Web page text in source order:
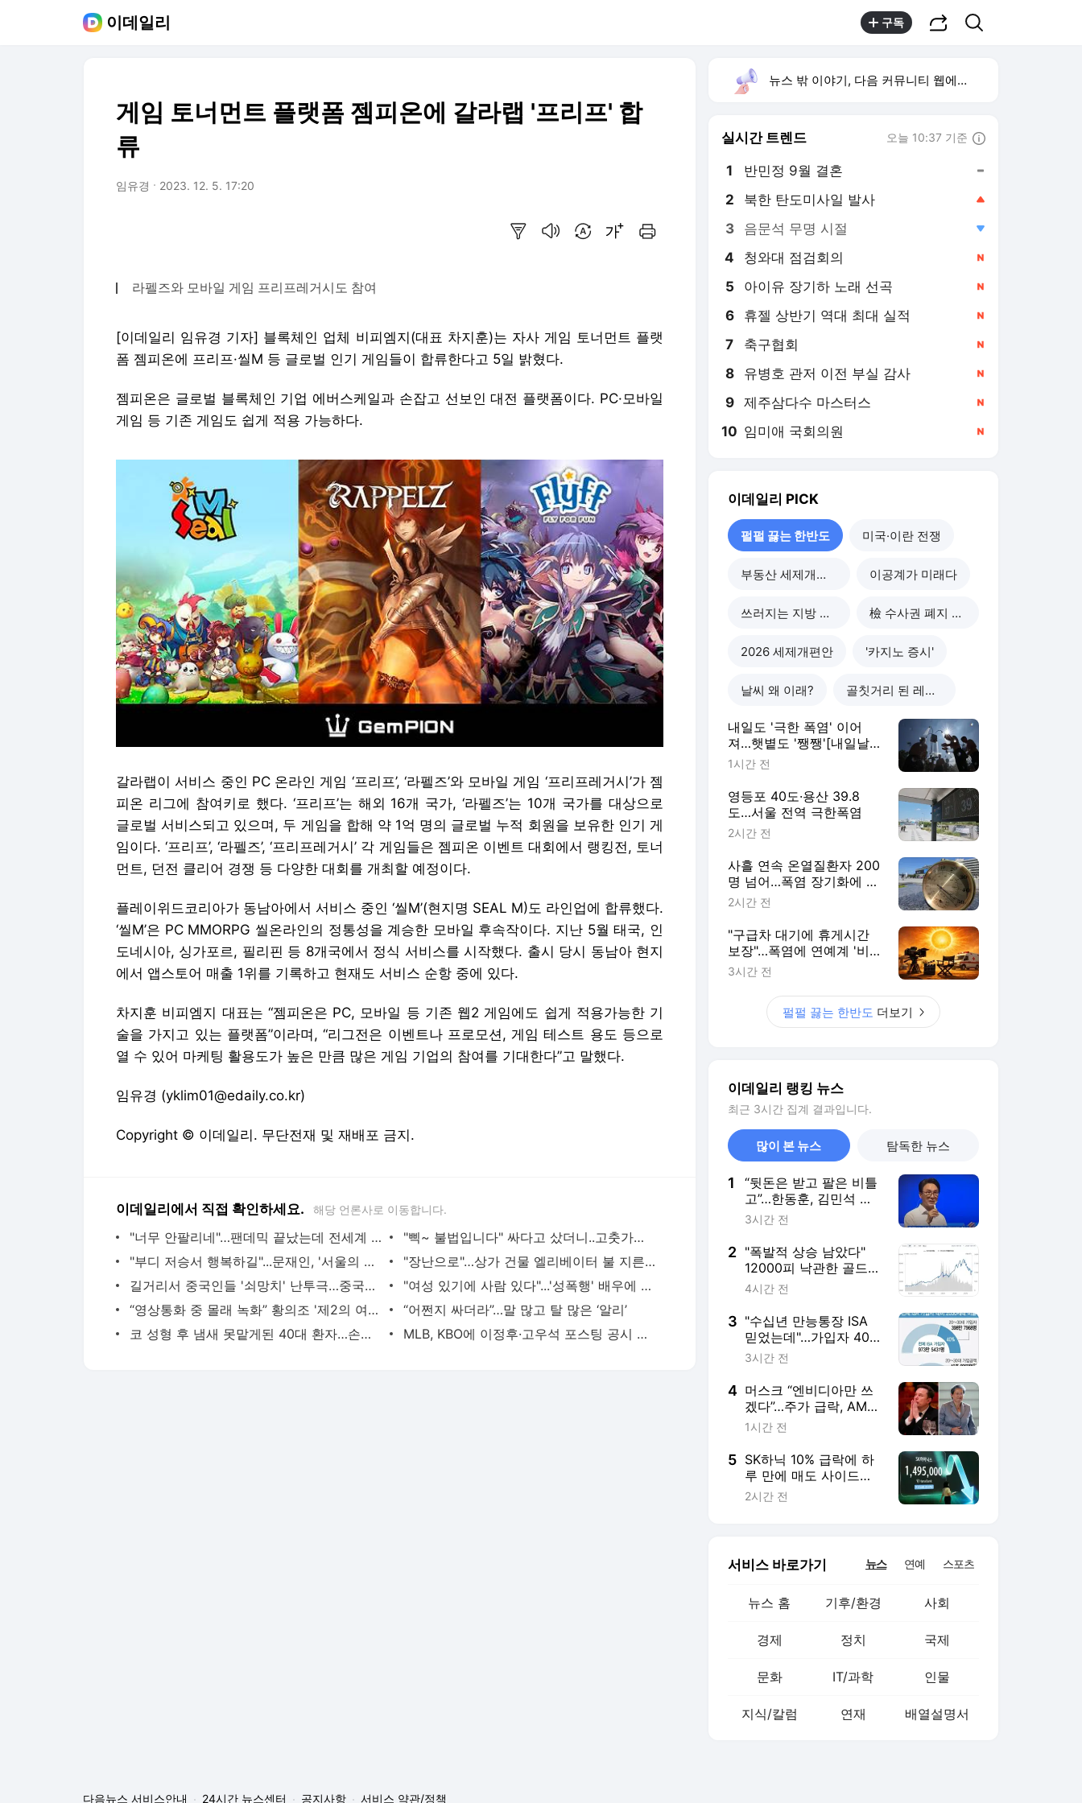
이데일리 구독
게임 토너먼트 플랫폼 젬피온에 갈라랩 '프리프' 합
류
임유경 2023. 12. 5. 17:20
라펠즈와 모바일 게임 프리프레거시도 참여
[이데일리 임유경 기자] 블록체인 업체 비피엠지(대표 차지훈)는 자사 게임 토너먼트 플랫
폼 젬피온에 프리프·씰M 등 글로벌 인기 게임들이 합류한다고 5일 밝혔다.
젬피온은 글로벌 블록체인 기업 에버스케일과 손잡고 선보인 대전 플랫폼이다. PC·모바일
게임 등 기존 게임도 쉽게 적용 가능하다.
갈라랩이 서비스 중인 PC 온라인 게임 ‘프리프’, ‘라펠즈’와 모바일 게임 ‘프리프레거시’가 젬
피온 리그에 참여키로 했다. ‘프리프’는 해외 16개 국가, ‘라펠즈’는 10개 국가를 대상으로
글로벌 서비스되고 있으며, 두 게임을 합해 약 1억 명의 글로벌 누적 회원을 보유한 인기 게
임이다. ‘프리프’, ‘라펠즈’, ‘프리프레거시’ 각 게임들은 젬피온 이벤트 대회에서 랭킹전, 토너
먼트, 던전 클리어 경쟁 등 다양한 대회를 개최할 예정이다.
플레이위드코리아가 동남아에서 서비스 중인 ‘씰M’(현지명 SEAL M)도 라인업에 합류했다.
‘씰M’은 PC MMORPG 씰온라인의 정통성을 계승한 모바일 후속작이다. 지난 5월 태국, 인
도네시아, 싱가포르, 필리핀 등 8개국에서 정식 서비스를 시작했다. 출시 당시 동남아 현지
에서 앱스토어 매출 1위를 기록하고 현재도 서비스 순항 중에 있다.
차지훈 비피엠지 대표는 “젬피온은 PC, 모바일 등 기존 웹2 게임에도 쉽게 적용가능한 기
술을 가지고 있는 플랫폼”이라며, “리그전은 이벤트나 프로모션, 게임 테스트 용도 등으로
열 수 있어 마케팅 활용도가 높은 만큼 많은 게임 기업의 참여를 기대한다”고 말했다.
임유경 (yklim01@edaily.co.kr)
Copyright © 이데일리. 무단전재 및 재배포 금지.
이데일리에서 직접 확인하세요. 해당 언론사로 이동합니다.
"너무 안팔리네"…팬데믹 끝났는데 전세계 재고 급증한 이유는?
"삑~ 불법입니다" 싸다고 샀더니..고춧가루 등 직거래 '주의'
"부디 저승서 행복하길"...문재인, '서울의 봄' 인연 떠올려
"장난으로"…상가 건물 엘리베이터 불 지른 10대들
길거리서 중국인들 '쇠망치' 난투극…중국인 피해자 의식불명
"여성 있기에 사람 있다"...'성폭행' 배우에 일침 [그해 오늘]
“영상통화 중 몰래 녹화” 황의조 '제2의 여성' 나왔다
“어쩐지 싸더라”…말 많고 탈 많은 ‘알리’
코 성형 후 냄새 못맡게된 40대 환자…손해배상 기준은?
MLB, KBO에 이정후·고우석 포스팅 공시 통보..1월 3일까지 협상
뉴스 밖 이야기, 다음 커뮤니티 웹에서 보기
실시간 트렌드 오늘 10:37 기준
1 반민정 9월 결혼
2 북한 탄도미사일 발사
3 음문석 무명 시절
4 청와대 점검회의
5 아이유 장기하 노래 선곡
6 휴젤 상반기 역대 최대 실적
7 축구협회
8 유병호 관저 이전 부실 감사
9 제주삼다수 마스터스
10 임미애 국회의원
이데일리 PICK
펄펄 끓는 한반도 미국·이란 전쟁
부동산 세제개편 후폭풍 이공계가 미래다
쓰러지는 지방 부동산 檢 수사권 폐지 후폭풍
2026 세제개편안 '카지노 증시'
날씨 왜 이래? 골칫거리 된 레버리지
내일도 '극한 폭염' 이어
져…햇볕도 '쨍쨍'[내일날
씨]
1시간 전
영등포 40도·용산 39.8
도…서울 전역 극한폭염
2시간 전
사흘 연속 온열질환자 200
명 넘어…폭염 장기화에 누
적 2665명
2시간 전
"구급차 대기에 휴게시간
보장"…폭염에 연예계 '비상
태세'(종합)
3시간 전
펄펄 끓는 한반도 더보기
이데일리 랭킹 뉴스
최근 3시간 집계 결과입니다.
많이 본 뉴스 탐독한 뉴스
1
“뒷돈은 받고 팔은 비틀
고”…한동훈, 김민석 직
격
3시간 전
2 "폭발적 상승 남았다"
12000피 낙관한 골드
만, 왜?
4시간 전
3 "수십년 만능통장 ISA
믿었는데"…가입자 40%
2030 '부의 사다리' 끊
3시간 전
4 머스크 “엔비디아만 쓰
겠다”…주가 급락, AMD
CEO 반응은
1시간 전
5 SK하닉 10% 급락에 하
루 만에 매도 사이드
카…코스피 4.58%↓(종
2시간 전
서비스 바로가기 뉴스 연예 스포츠
뉴스 홈 기후/환경 사회
경제 정치 국제
문화 IT/과학 인물
지식/칼럼 연재 배열설명서
다음뉴스 서비스안내 24시간 뉴스센터 공지사항 서비스 약관/정책